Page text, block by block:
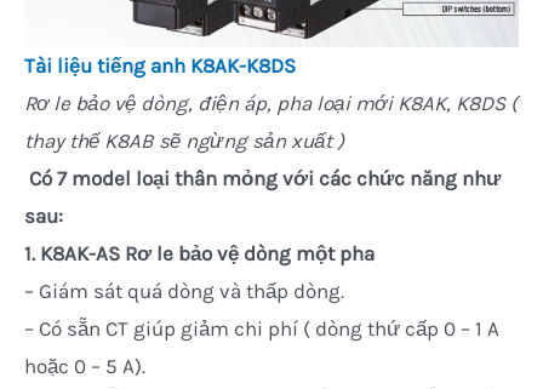
Tài liệu tiếng anh K8AK-K8DS
Rơ le bảo vệ dòng, điện áp, pha loại mới K8AK, K8DS (
thay thế K8AB sẽ ngừng sản xuất )
Có 7 model loại thân mỏng với các chức năng như
sau:
1. K8AK-AS Rơ le bảo vệ dòng một pha
– Giám sát quá dòng và thấp dòng.
– Có sẵn CT giúp giảm chi phí ( dòng thứ cấp 0 – 1 A
hoặc 0 – 5 A).